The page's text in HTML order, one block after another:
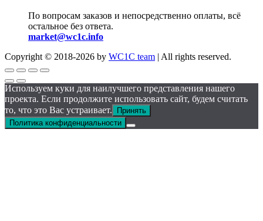
По вопросам заказов и непосредственно оплаты, всё
остальное без ответа.
market@wc1c.info
Copyright © 2018-2026 by WC1C team | All rights reserved.
Используем куки для наилучшего представления нашего
проекта. Если продолжите использовать сайт, будем считать
то, что это Вас устраивает.
Принять
Политика конфиденциальности